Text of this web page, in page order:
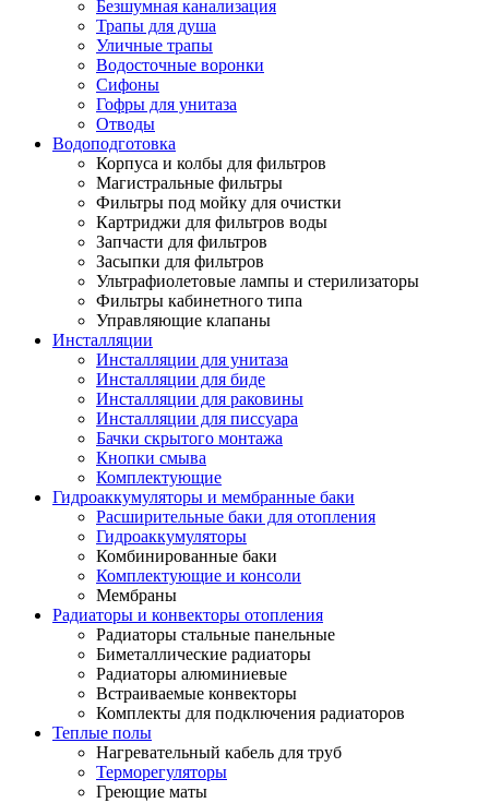
Безшумная канализация
Трапы для душа
Уличные трапы
Водосточные воронки
Сифоны
Гофры для унитаза
Отводы
Водоподготовка
Корпуса и колбы для фильтров
Магистральные фильтры
Фильтры под мойку для очистки
Картриджи для фильтров воды
Запчасти для фильтров
Засыпки для фильтров
Ультрафиолетовые лампы и стерилизаторы
Фильтры кабинетного типа
Управляющие клапаны
Инсталляции
Инсталляции для унитаза
Инсталляции для биде
Инсталляции для раковины
Инсталляции для писсуара
Бачки скрытого монтажа
Кнопки смыва
Комплектующие
Гидроаккумуляторы и мембранные баки
Расширительные баки для отопления
Гидроаккумуляторы
Комбинированные баки
Комплектующие и консоли
Мембраны
Радиаторы и конвекторы отопления
Радиаторы стальные панельные
Биметаллические радиаторы
Радиаторы алюминиевые
Встраиваемые конвекторы
Комплекты для подключения радиаторов
Теплые полы
Нагревательный кабель для труб
Терморегуляторы
Греющие маты